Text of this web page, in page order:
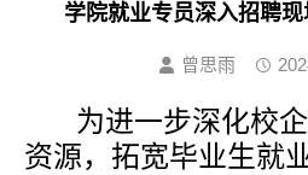
学院就业专员深入招聘
曾思雨
为进一步深化校
资源，拓宽毕业生就